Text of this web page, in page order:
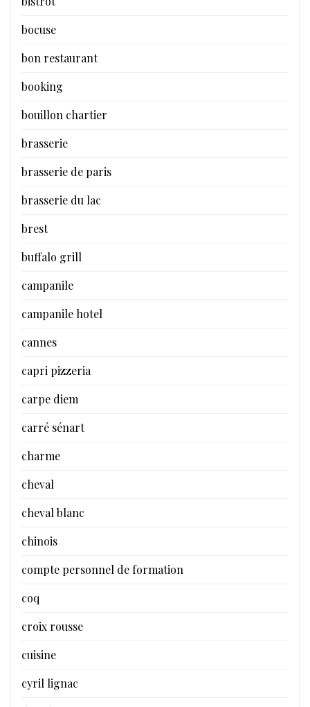
bocuse
bon restaurant
booking
bouillon chartier
brasserie
brasserie de paris
brasserie du lac
brest
buffalo grill
campanile
campanile hotel
cannes
capri pizzeria
carpe diem
carré sénart
charme
cheval
cheval blanc
chinois
compte personnel de formation
coq
croix rousse
cuisine
cyril lignac